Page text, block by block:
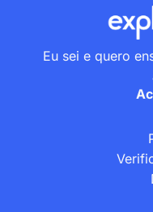
Eu sei e quero